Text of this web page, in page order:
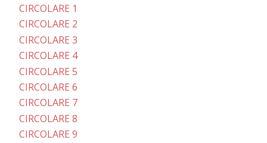
CIRCOLARE 1
CIRCOLARE 2
CIRCOLARE 3
CIRCOLARE 4
CIRCOLARE 5
CIRCOLARE 6
CIRCOLARE 7
CIRCOLARE 8
CIRCOLARE 9